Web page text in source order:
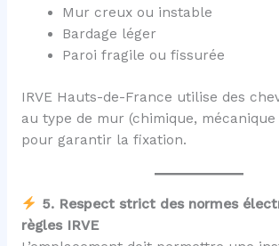
Mur creux ou instable
Bardage léger
Paroi fragile ou fissurée
IRVE Hauts-de-France utilise des
au type de mur (chimique, mécanique
pour garantir la fixation.
5. Respect strict des normes
règles IRVE